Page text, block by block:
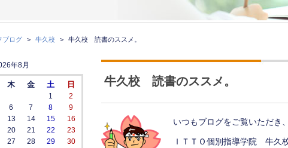
ブログ > 牛久校 > 牛久校 読書のススメ。
牛久校 読書のススメ。
いつもブログをご覧いただき
ＩＴＴＯ個別指導学院 牛久
年8月
木 金 土 日
1
2
6 7 8
9
13 14 15
16
20 21 22
23
27 28 29
30